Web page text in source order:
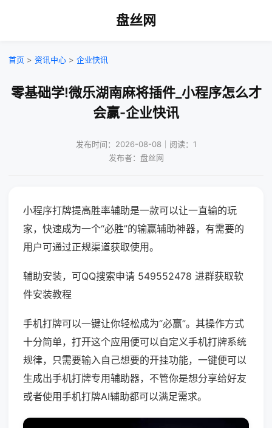
盘丝网
首页 > 资讯中心 > 企业快讯
零基础学!微乐湖南麻将插件_小程序怎么才
会赢-企业快讯
发布时间：2026-08-08｜阅读：1
发布者：盘丝网
小程序打牌提高胜率辅助是一款可以让一直输的玩
家，快速成为一个“必胜”的输赢辅助神器，有需要的
用户可通过正规渠道获取使用。
辅助安装，可QQ搜索申请 549552478 进群获取软
件安装教程
手机打牌可以一键让你轻松成为“必赢”。其操作方式
十分简单，打开这个应用便可以自定义手机打牌系统
规律，只需要输入自己想要的开挂功能，一键便可以
生成出手机打牌专用辅助器，不管你是想分享给好友
或者使用手机打牌AI辅助都可以满足需求。